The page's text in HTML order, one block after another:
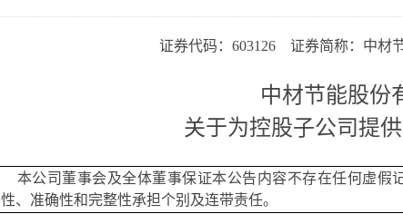
证券代码： 603126 证券简称：中材
中材节能股份
关于为控股子公司提
本公司董事会及全体董事保证本公告内容不存在任何虚假
性、准确性和完整性承担个别及连带责任。